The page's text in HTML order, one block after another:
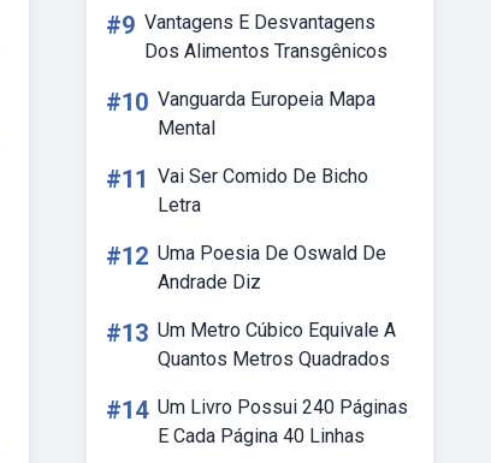
#9 Vantagens E Desvantagens
Dos Alimentos Transgênicos
#10 Vanguarda Europeia Mapa
Mental
#11 Vai Ser Comido De Bicho
Letra
#12 Uma Poesia De Oswald De
Andrade Diz
#13 Um Metro Cúbico Equivale A
Quantos Metros Quadrados
#14 Um Livro Possui 240 Páginas
E Cada Página 40 Linhas